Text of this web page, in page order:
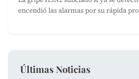
encendió las alarmas por su rápida
Últimas Noticias